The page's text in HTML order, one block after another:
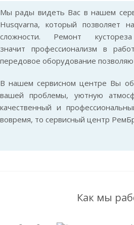
Мы рады видеть Вас в нашем
Husqvarna, который позволяет
сложности. Ремонт
значит профессионализм в
передовое оборудование
В нашем сервисном центре Вы
вашей проблемы, уютную
качественный и
вовремя, то сервисный центр
Как мы